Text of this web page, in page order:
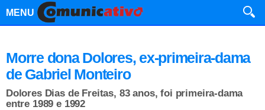
MENU
Morre dona Dolores, ex-primeira-dama
de Gabriel Monteiro
Dolores Dias de Freitas, 83 anos, foi primeira-dama
entre 1989 e 1992